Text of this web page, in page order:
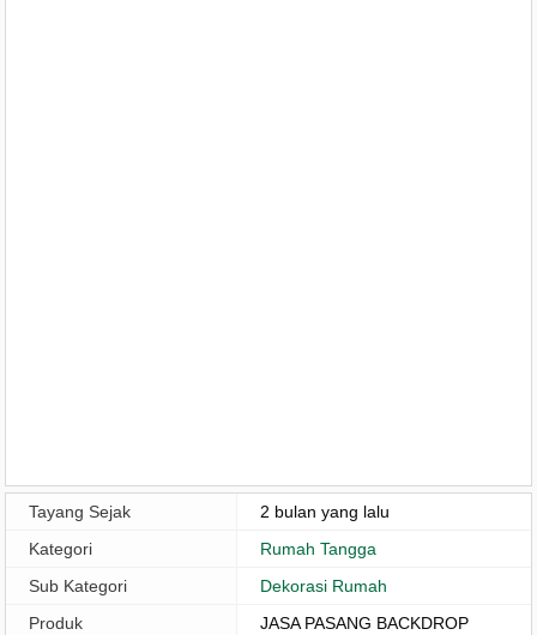
Tayang Sejak
2 bulan yang lalu
Kategori
Rumah Tangga
Sub Kategori
Dekorasi Rumah
Produk
JASA PASANG BACKDROP